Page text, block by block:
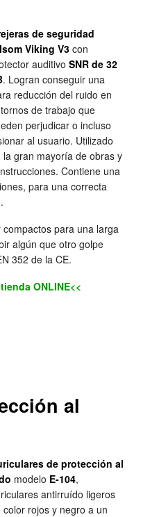
de seguridad
Viking V3 con
auditivo SNR de 32
. Logran conseguir una
reducción del ruido en
de trabajo que
perjudicar o incluso
al usuario. Utilizado
la gran mayoría de obras y
Contiene una
para una correcta
para una larga
algún que otro golpe
352 de la CE.
ONLINE<<
al
de protección al
modelo E-104,
antirruído ligeros
color rojos y negro a un